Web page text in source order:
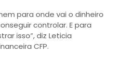
para onde vai o dinheiro
controlar. E para
isso”, diz Leticia
CFP.